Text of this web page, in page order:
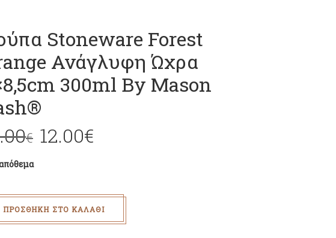
Stoneware Forest
Ανάγλυφη Ώχρα
300ml By Mason
€ 12.00€
ΠΡΟΣΘΉΚΗ ΣΤΟ ΚΑΛΆΘΙ